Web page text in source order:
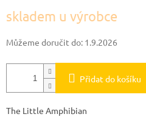
cena:
skladem u výrobce
Můžeme doručit do: 1.9.2026
Přidat do košíku
The Little Amphibian